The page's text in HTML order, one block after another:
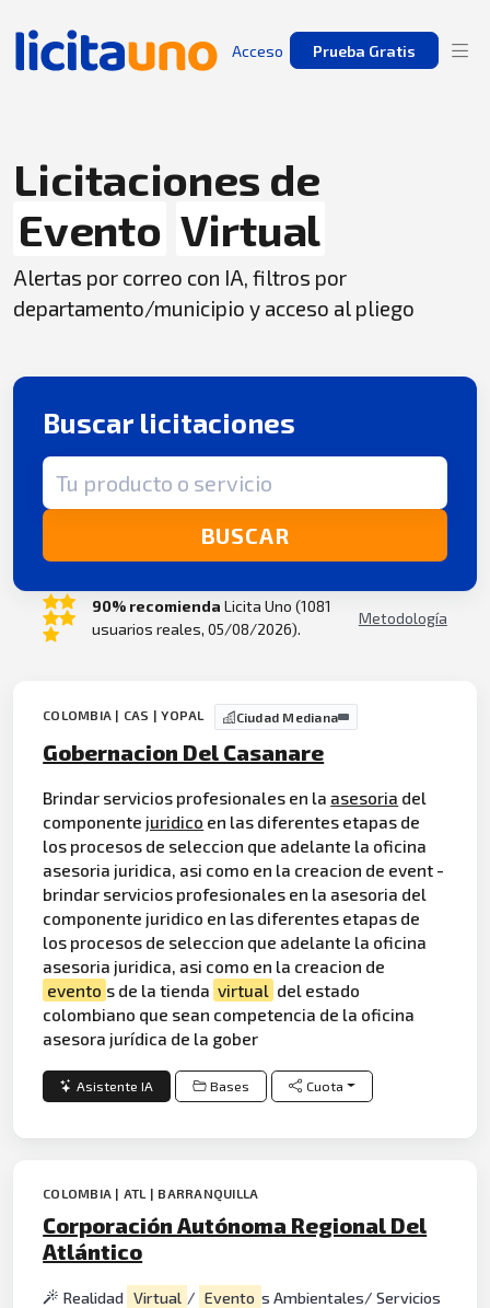
Acceso Prueba Gratis
Licitaciones de
Evento Virtual
Alertas por correo con IA, filtros por
departamento/municipio y acceso al pliego
Buscar licitaciones
Término de búsqueda
BUSCAR
90% recomienda Licita Uno (1081
usuarios reales, 05/08/2026).
Metodología
COLOMBIA | CAS | YOPAL Ciudad Mediana
Gobernacion Del Casanare
Brindar servicios profesionales en la asesoria del
componente juridico en las diferentes etapas de
los procesos de seleccion que adelante la oficina
asesoria juridica, asi como en la creacion de event -
brindar servicios profesionales en la asesoria del
componente juridico en las diferentes etapas de
los procesos de seleccion que adelante la oficina
asesoria juridica, asi como en la creacion de
evento s de la tienda virtual del estado
colombiano que sean competencia de la oficina
asesora jurídica de la gober
Asistente IA Bases Cuota
COLOMBIA | ATL | BARRANQUILLA
Corporación Autónoma Regional Del
Atlántico
Realidad Virtual / Evento s Ambientales/ Servicios